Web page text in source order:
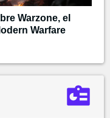
Warzone, el
Warfare